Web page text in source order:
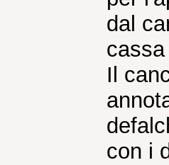
dal
Il
con i